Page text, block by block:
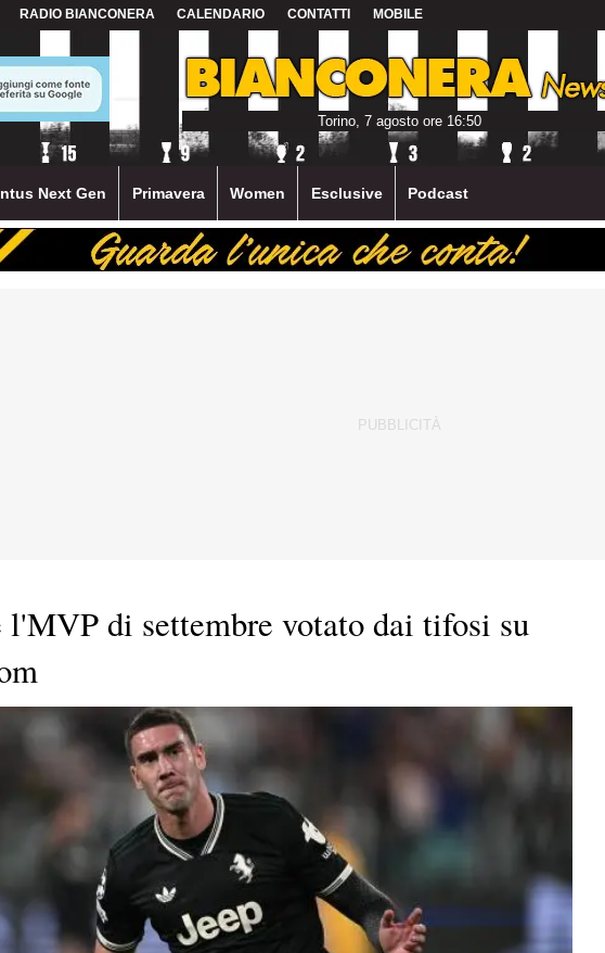
RADIO BIANCONERA CALENDARIO CONTATTI MOBILE
Torino, 7 agosto ore 16:50
Next Gen Primavera Women Esclusive Podcast
di settembre votato dai tifosi su